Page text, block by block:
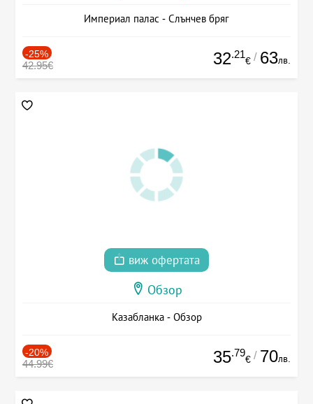
Империал палас - Слънчев бряг
-25%
42.95€ 32.21
€ / 63лв.
виж офертата
Обзор
Казабланка - Обзор
-20%
44.99€ 35.79
€ / 70лв.